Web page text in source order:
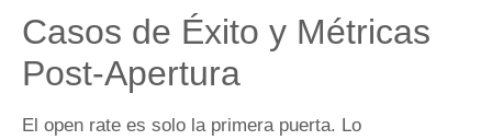
Casos de Éxito y Métricas
Post-Apertura
El open rate es solo la primera puerta. Lo